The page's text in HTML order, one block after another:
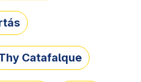
Catafalque